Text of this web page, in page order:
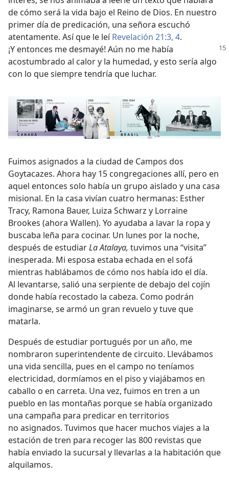
de cómo será la vida bajo el Reino de Dios. En nuestro
primer día de predicación, una señora escuchó
atentamente. Así que le leíRevelación 21:3, 4.
¡Y entonces me desmayé! Aún no me había
acostumbrado al calor y la humedad, y esto sería algo
con lo que siempre tendría que luchar.
Fuimos asignados a la ciudad de Campos dos
Goytacazes. Ahora hay 15 congregaciones allí, pero en
aquel entonces solo había un grupo aislado y una casa
misional. En la casa vivían cuatro hermanas: Esther
Tracy, Ramona Bauer, Luiza Schwarz y Lorraine
Brookes (ahora Wallen). Yo ayudaba a lavar la ropa y
buscaba leña para cocinar. Un lunes por la noche,
después de estudiarLa Atalaya, tuvimos una “visita”
inesperada. Mi esposa estaba echada en el sofá
mientras hablábamos de cómo nos había ido el día.
Al levantarse, salió una serpiente de debajo del cojín
donde había recostado la cabeza. Como podrán
imaginarse, se armó un gran revuelo y tuve que
matarla.
Después de estudiar portugués por un año, me
nombraron superintendente de circuito. Llevábamos
una vida sencilla, pues en el campo no teníamos
electricidad, dormíamos en el piso y viajábamos en
caballo o en carreta. Una vez, fuimos en tren a un
pueblo en las montañas porque se había organizado
una campaña para predicar en territorios
no asignados. Tuvimos que hacer muchos viajes a la
estación de tren para recoger las 800 revistas que
había enviado la sucursal y llevarlas a la habitación que
alquilamos.